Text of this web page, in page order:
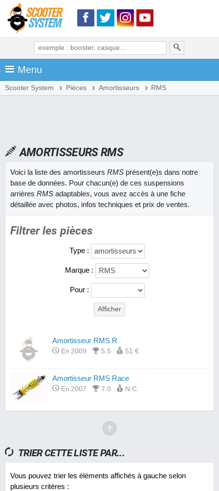
Menu
Scooter System Pièces Amortisseurs RMS
AMORTISSEURS RMS
Voici la liste des amortisseurs RMS présent(e)s dans notre
base de données. Pour chacun(e) de ces suspensions
arrières RMS adaptables, vous avez accès à une fiche
détaillée avec photos, infos techniques et prix de ventes.
Filtrer les pièces
Type :
Marque :
Pour :
Amortisseur RMS R
En 2009 5.5 51 €
Amortisseur RMS Race
En 2007 7.0 N.C.
TRIER CETTE LISTE PAR...
Vous pouvez trier les éléments affichés à gauche selon
plusieurs critères :